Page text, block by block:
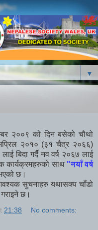
▼
२००९ को दिन बसेको चौथो
२०१० (३१ चैत्र २०६६)
बिदा गर्दै नव वर्ष २०६७ लाई
कार्यक्रमहरुको साथ "नयाँ वर्ष
छ।
सुचनाहरु यथासक्य चाँडो
छ।
21:38 No comments: